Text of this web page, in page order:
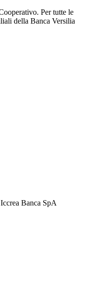
Per tutte le
della Banca Versilia
Banca SpA